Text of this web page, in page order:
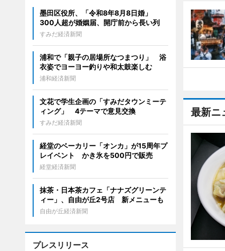
最新ニ
墨田区役所、「令和8年8月8日婚」
300人超が婚姻届、開庁前から長い列
すみだ経済新聞
浦和で「親子の居場所なつまつり」 浴
衣姿でヨーヨー釣りや和太鼓楽しむ
浦和経済新聞
文花で学生企画の「すみだタウンミーテ
ィング」 4テーマで意見交換
すみだ経済新聞
経堂のベーカリー「オンカ」が15周年プ
レイベント かき氷を500円で販売
経堂経済新聞
抹茶・日本茶カフェ「ナナズグリーンテ
ィー」、自由が丘2号店 新メニューも
自由が丘経済新聞
プレスリリース